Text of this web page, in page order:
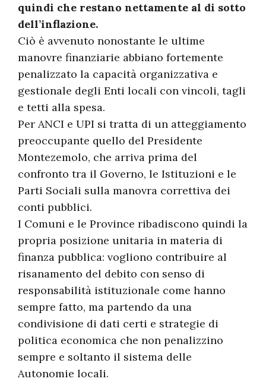
quindi che restano nettamente al di sotto
dell’inflazione.
Ciò è avvenuto nonostante le ultime
manovre finanziarie abbiano fortemente
penalizzato la capacità organizzativa e
gestionale degli Enti locali con vincoli, tagli
e tetti alla spesa.
Per ANCI e UPI si tratta di un atteggiamento
preoccupante quello del Presidente
Montezemolo, che arriva prima del
confronto tra il Governo, le Istituzioni e le
Parti Sociali sulla manovra correttiva dei
conti pubblici.
I Comuni e le Province ribadiscono quindi la
propria posizione unitaria in materia di
finanza pubblica: vogliono contribuire al
risanamento del debito con senso di
responsabilità istituzionale come hanno
sempre fatto, ma partendo da una
condivisione di dati certi e strategie di
politica economica che non penalizzino
sempre e soltanto il sistema delle
Autonomie locali.